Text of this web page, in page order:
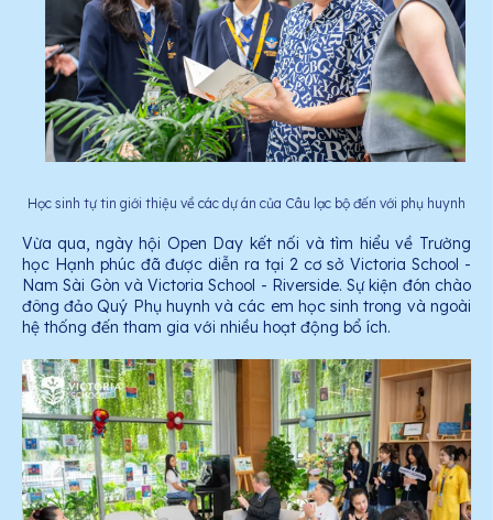
Học sinh tự tin giới thiệu về các dự án của Câu lạc bộ đến với phụ huynh
Vừa qua, ngày hội Open Day kết nối và tìm hiểu về Trường
học Hạnh phúc đã được diễn ra tại 2 cơ sở Victoria School -
Nam Sài Gòn và Victoria School - Riverside. Sự kiện đón chào
đông đảo Quý Phụ huynh và các em học sinh trong và ngoài
hệ thống đến tham gia với nhiều hoạt động bổ ích.